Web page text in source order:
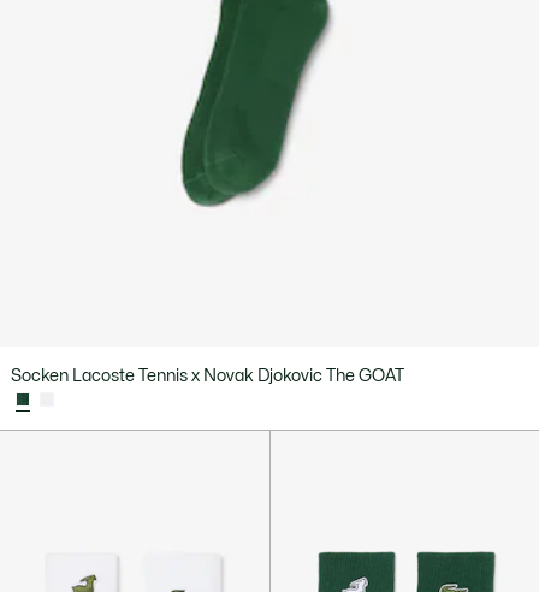
Socken Lacoste Tennis x Novak Djokovic The GOAT